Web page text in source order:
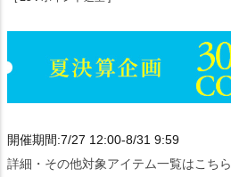
開催期間:7/27 12:00-8/31 9:59
詳細・その他対象アイテム一覧はこちら